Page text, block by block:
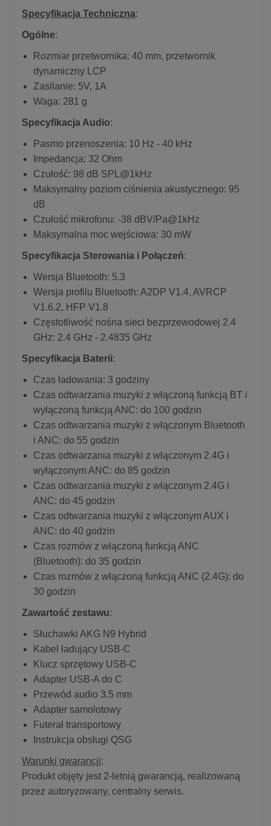
Specyfikacja Techniczna:
Ogólne:
Rozmiar przetwornika: 40 mm, przetwornik
dynamiczny LCP
Zasilanie: 5V, 1A
Waga: 281 g
Specyfikacja Audio:
Pasmo przenoszenia: 10 Hz - 40 kHz
Impedancja: 32 Ohm
Czułość: 98 dB SPL@1kHz
Maksymalny poziom ciśnienia akustycznego: 95
dB
Czułość mikrofonu: -38 dBV/Pa@1kHz
Maksymalna moc wejściowa: 30 mW
Specyfikacja Sterowania i Połączeń:
Wersja Bluetooth: 5.3
Wersja profilu Bluetooth: A2DP V1.4, AVRCP
V1.6.2, HFP V1.8
Częstotliwość nośna sieci bezprzewodowej 2.4
GHz: 2.4 GHz - 2.4835 GHz
Specyfikacja Baterii:
Czas ładowania: 3 godziny
Czas odtwarzania muzyki z włączoną funkcją BT i
wyłączoną funkcją ANC: do 100 godzin
Czas odtwarzania muzyki z włączonym Bluetooth
i ANC: do 55 godzin
Czas odtwarzania muzyki z włączonym 2.4G i
wyłączonym ANC: do 85 godzin
Czas odtwarzania muzyki z włączonym 2.4G i
ANC: do 45 godzin
Czas odtwarzania muzyki z włączonym AUX i
ANC: do 40 godzin
Czas rozmów z włączoną funkcją ANC
(Bluetooth): do 35 godzin
Czas rozmów z włączoną funkcją ANC (2.4G): do
30 godzin
Zawartość zestawu:
Słuchawki AKG N9 Hybrid
Kabel ładujący USB-C
Klucz sprzętowy USB-C
Adapter USB-A do C
Przewód audio 3.5 mm
Adapter samolotowy
Futerał transportowy
Instrukcja obsługi QSG
Warunki gwarancji:
Produkt objęty jest 2-letnią gwarancją, realizowaną
przez autoryzowany, centralny serwis.